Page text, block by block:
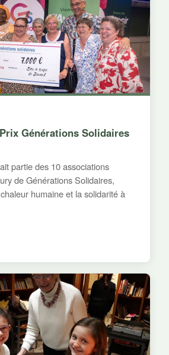
Générations Solidaires
partie des 10 associations
de Générations Solidaires,
humaine et la solidarité à